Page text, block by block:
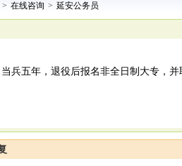
> 在线咨询 > 延安公务员
兵五年，退役后报名非全日制大专，